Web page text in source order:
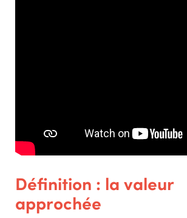
Définition : la valeur
approchée